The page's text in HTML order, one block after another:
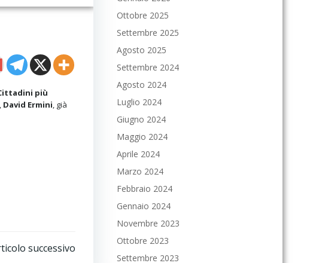
più
David Ermini, già
successivo
Ottobre 2025
Settembre 2025
Agosto 2025
Settembre 2024
Agosto 2024
Luglio 2024
Giugno 2024
Maggio 2024
Aprile 2024
Marzo 2024
Febbraio 2024
Gennaio 2024
Novembre 2023
Ottobre 2023
Settembre 2023